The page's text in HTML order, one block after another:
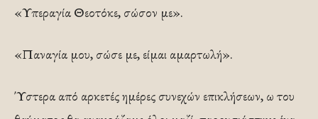
«Υπεραγία Θεοτόκε, σώσον με».
«Παναγία μου, σώσε με, είμαι αμαρτωλή».
Ύστερα από αρκετές ημέρες συνεχών επικλήσεων, ω του